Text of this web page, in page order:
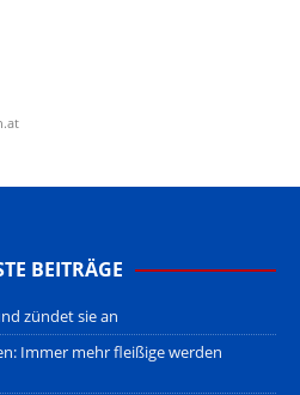
BEITRÄGE
zündet sie an
Immer mehr fleißige werden